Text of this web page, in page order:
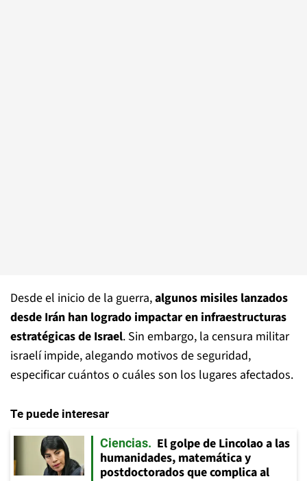
Desde el inicio de la guerra,algunos misiles lanzados
desde Irán han logrado impactar en infraestructuras
estratégicas de Israel. Sin embargo, la censura militar
israelí impide, alegando motivos de seguridad,
especificar cuántos o cuáles son los lugares afectados.
Te puede interesar
Ciencias
El golpe de Lincolao a las
humanidades, matemática y
postdoctorados que complica al